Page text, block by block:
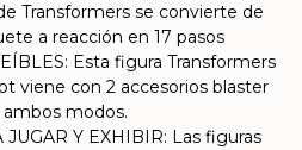
Transformers se convierte de
a reacción en 17 pasos
Esta figura Transformers
viene con 2 accesorios blaster
modos.
JUGAR Y EXHIBIR: Las figuras